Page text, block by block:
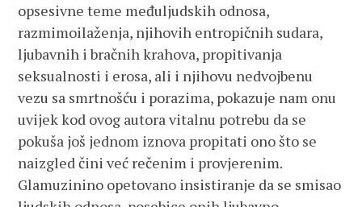
opsesivne teme međuljudskih odnosa,
razmimoilaženja, njihovih entropičnih sudara,
ljubavnih i bračnih krahova, propitivanja
seksualnosti i erosa, ali i njihovu nedvojbenu
vezu sa smrtnošću i porazima, pokazuje nam onu
uvijek kod ovog autora vitalnu potrebu da se
pokuša još jednom iznova propitati ono što se
naizgled čini već rečenim i provjerenim.
Glamuzinino opetovano insistiranje da se smisao